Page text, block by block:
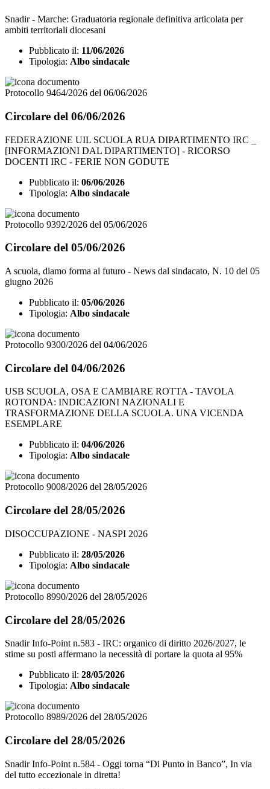
Snadir - Marche: Graduatoria regionale definitiva articolata per
ambiti territoriali diocesani
Pubblicato il: 11/06/2026
Tipologia: Albo sindacale
Protocollo 9464/2026 del 06/06/2026
Circolare del 06/06/2026
FEDERAZIONE UIL SCUOLA RUA DIPARTIMENTO IRC _
[INFORMAZIONI DAL DIPARTIMENTO] - RICORSO
DOCENTI IRC - FERIE NON GODUTE
Pubblicato il: 06/06/2026
Tipologia: Albo sindacale
Protocollo 9392/2026 del 05/06/2026
Circolare del 05/06/2026
A scuola, diamo forma al futuro - News dal sindacato, N. 10 del 05
giugno 2026
Pubblicato il: 05/06/2026
Tipologia: Albo sindacale
Protocollo 9300/2026 del 04/06/2026
Circolare del 04/06/2026
USB SCUOLA, OSA E CAMBIARE ROTTA - TAVOLA
ROTONDA: INDICAZIONI NAZIONALI E
TRASFORMAZIONE DELLA SCUOLA. UNA VICENDA
ESEMPLARE
Pubblicato il: 04/06/2026
Tipologia: Albo sindacale
Protocollo 9008/2026 del 28/05/2026
Circolare del 28/05/2026
DISOCCUPAZIONE - NASPI 2026
Pubblicato il: 28/05/2026
Tipologia: Albo sindacale
Protocollo 8990/2026 del 28/05/2026
Circolare del 28/05/2026
Snadir Info-Point n.583 - IRC: organico di diritto 2026/2027, le
stime su posti affermano la necessità di portare la quota al 95%
Pubblicato il: 28/05/2026
Tipologia: Albo sindacale
Protocollo 8989/2026 del 28/05/2026
Circolare del 28/05/2026
Snadir Info-Point n.584 - Oggi torna “Di Punto in Banco”, In via
del tutto eccezionale in diretta!